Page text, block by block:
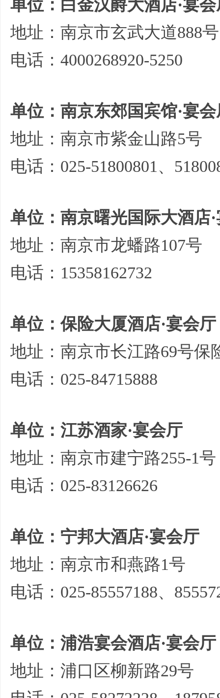
单位：白金汉爵大酒店·宴会
地址：南京市玄武大道888号
电话：4000268920-5250
单位：南京东郊国宾馆·宴会
地址：南京市紫金山路5号
电话：025-51800801、
单位：南京曙光国际大酒店
地址：南京市龙蟠路107号
电话：15358162732
单位：保险大厦酒店·宴会厅
地址：南京市长江路69号保
电话：025-84715888
单位：江苏酒家·宴会厅
地址：南京市建宁路255-1号
电话：025-83126626
单位：宁邦大酒店·宴会厅
地址：南京市和燕路1号
电话：025-85557188、
单位：浦浩宴会酒店·宴会厅
地址：浦口区柳新路29号